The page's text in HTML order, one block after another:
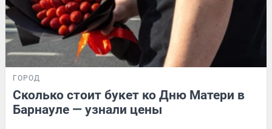
ГОРОД
Сколько стоит букет ко Дню Матери в
Барнауле — узнали цены